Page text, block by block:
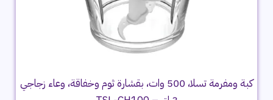
كبة ومفرمة تسلا، 500 وات، بقشارة ثوم وخفاقة، وعاء زجاجي